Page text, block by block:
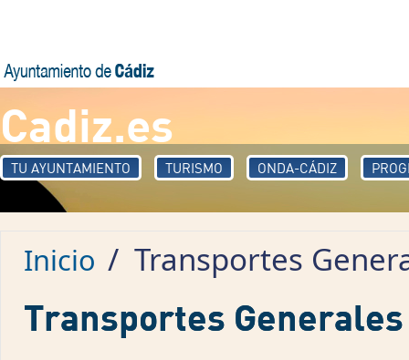
Cadiz.es
TU AYUNTAMIENTO TURISMO ONDA-CÁDIZ
Inicio / Transportes
Transportes Generales